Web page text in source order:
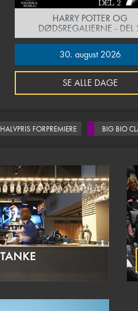
HARRY POTTER OG
DØDSREGALIERNE - DEL
30. august 2026
SE ALLE DAGE
HALVPRIS FORPREMIERE BIG BIO